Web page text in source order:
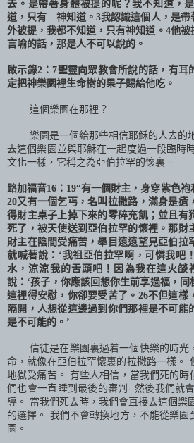
去。是帶著身體被提的呢？我不知道，
道，只有 神知道。3我認識這個人，是帶
外被提，我都不知道，只有神知道。 4他被
言喻的話，那是人不可以說的。
啟示錄2：7聖靈向眾教會所說的話，有耳
定把神樂園裡生命樹的果子賜給他吃。
這個樂園在那裡？
樂園是一個給那些相信耶穌的人去的
去這個樂園並與耶穌在一起度過一段臨時
文化一樣，它稱之為亞伯拉罕的懷裏。
路加福音16 ： 19“有一個財主，身穿紫色袍
20又有一個乞丐，名叫拉撒路，滿身是瘡
得財主桌子上掉下來的零碎充飢；並且有
死了，被天使送到亞伯拉罕的懷裡。那財
財主在陰間受痛苦，舉目遠遠望見亞伯拉
就喊著說：‘我祖亞伯拉罕啊，可憐我吧
水，涼涼我的舌頭吧！因為我在這火燄
說：‘孩子，你應該回想你生前享過福，
這裡得安慰，你卻要受苦了。 26不但這樣
隔開，人想從這邊過到你們那裡是不可能
是不可能的。’
信徒是在樂園裏過着一個快樂的時光
命，就像在亞伯拉罕懷裏的拉撒路一樣。
地獄受痛苦。 有些人相信，當我們死的時
們也會一直睡到最後的審判 - 然後我們就
導。 當我們死去時，我們會直接去這個樂
的選擇。 我們不會轉換地方，不能從樂園
園。